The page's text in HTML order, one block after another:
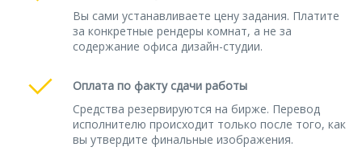
Вы сами устанавливаете цену задания. Платите
за конкретные рендеры комнат, а не за
содержание офиса дизайн-студии.
Оплата по факту сдачи работы
Средства резервируются на бирже. Перевод
исполнителю происходит только после того, как
вы утвердите финальные изображения.